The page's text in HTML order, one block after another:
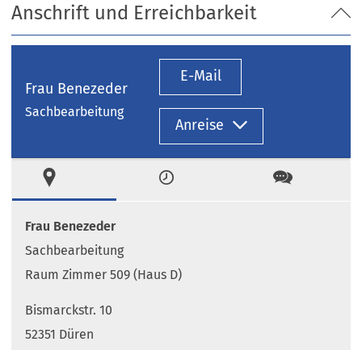
Anschrift und Erreichbarkeit
Frau Benezeder
Sachbearbeitung
E-Mail
Anreise
Zeiten Kontakt
Frau Benezeder
Sachbearbeitung
Raum Zimmer 509 (Haus D)
Bismarckstr. 10
52351 Düren